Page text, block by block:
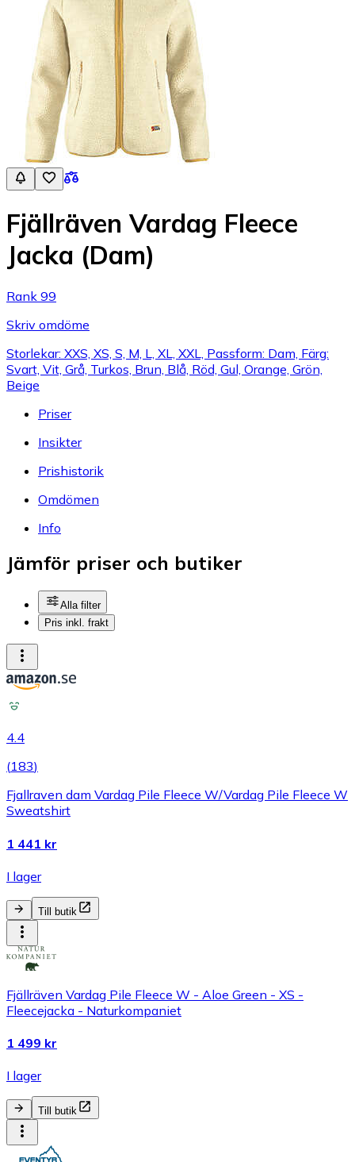
Fjällräven Vardag Fleece
Jacka (Dam)
Rank 99
Skriv omdöme
Storlekar: XXS, XS, S, M, L, XL, XXL, Passform: Dam, Färg:
Svart, Vit, Grå, Turkos, Brun, Blå, Röd, Gul, Orange, Grön,
Beige
Priser
Insikter
Prishistorik
Omdömen
Info
Jämför priser och butiker
Alla filter
Pris inkl. frakt
4.4
(183)
Fjallraven dam Vardag Pile Fleece W/Vardag Pile Fleece W
Sweatshirt
1 441 kr
I lager
Till butik
Fjällräven Vardag Pile Fleece W - Aloe Green - XS -
Fleecejacka - Naturkompaniet
1 499 kr
I lager
Till butik